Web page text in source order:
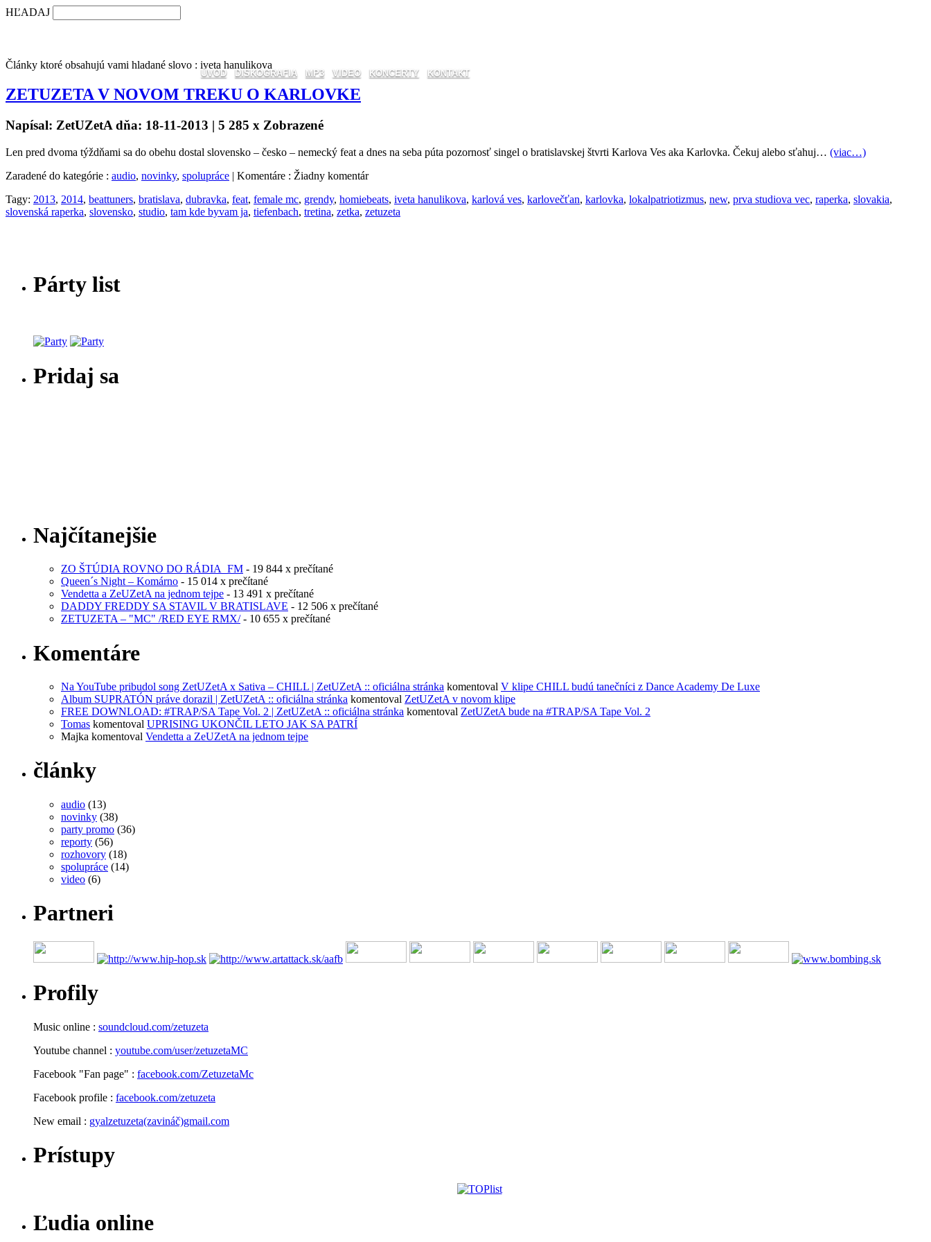
ÚVOD DISKOGRAFIA MP3 VIDEO KONCERTY KONTAKT
HĽADAJ
Články ktoré obsahujú vami hladané slovo : iveta hanulikova
ZETUZETA V NOVOM TREKU O KARLOVKE
Napísal: ZetUZetA dňa: 18-11-2013 | 5 285 x Zobrazené
Len pred dvoma týždňami sa do obehu dostal slovensko – česko – nemecký feat a dnes na seba púta pozornosť singel o bratislavskej štvrti Karlova Ves aka Karlovka. Čekuj alebo sťahuj… (viac…)
Zaradené do kategórie : audio, novinky, spolupráce | Komentáre : Žiadny komentár
Tagy: 2013, 2014, beattuners, bratislava, dubravka, feat, female mc, grendy, homiebeats, iveta hanulikova, karlová ves, karlovečťan, karlovka, lokalpatriotizmus, new, prva studiova vec, raperka, slovakia,
slovenská raperka, slovensko, studio, tam kde byvam ja, tiefenbach, tretina, zetka, zetuzeta
Párty list
Pridaj sa
Najčítanejšie
ZO ŠTÚDIA ROVNO DO RÁDIA_FM - 19 844 x prečítané
Queen´s Night – Komárno - 15 014 x prečítané
Vendetta a ZeUZetA na jednom tejpe - 13 491 x prečítané
DADDY FREDDY SA STAVIL V BRATISLAVE - 12 506 x prečítané
ZETUZETA – "MC" /RED EYE RMX/- 10 655 x prečítané
Komentáre
Na YouTube pribudol song ZetUZetA x Sativa – CHILL | ZetUZetA :: oficiálna stránka komentoval V klipe CHILL budú tanečníci z Dance Academy De Luxe
Album SUPRATÓN práve dorazil | ZetUZetA :: oficiálna stránka komentoval ZetUZetA v novom klipe
FREE DOWNLOAD: #TRAP/SA Tape Vol. 2 | ZetUZetA :: oficiálna stránka komentoval ZetUZetA bude na #TRAP/SA Tape Vol. 2
Tomas komentoval UPRISING UKONČIL LETO JAK SA PATRÍ
Majka komentoval Vendetta a ZeUZetA na jednom tejpe
články
audio (13)
novinky (38)
party promo (36)
reporty (56)
rozhovory (18)
spolupráce (14)
video (6)
Partneri
Profily
Music online : soundcloud.com/zetuzeta
Youtube channel : youtube.com/user/zetuzetaMC
Facebook "Fan page" : facebook.com/ZetuzetaMc
Facebook profile : facebook.com/zetuzeta
New email : gyalzetuzeta(zavináč)gmail.com
Prístupy
Ľudia online